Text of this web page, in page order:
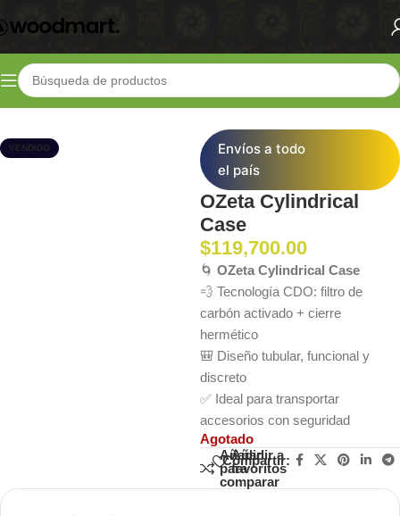
Inicio Shop Lifestyle Bolsos y Accesorios
VENDIDO
Envíos a todo
el país
OZeta Cylindrical
Case
$119,700.00
🌀 OZeta Cylindrical Case
💨 Tecnología CDO: filtro de
carbón activado + cierre
hermético
🎒 Diseño tubular, funcional y
discreto
✅ Ideal para transportar
accesorios con seguridad
Agotado
Añadir
para
comparar
Añadir a
favoritos
Compartir: